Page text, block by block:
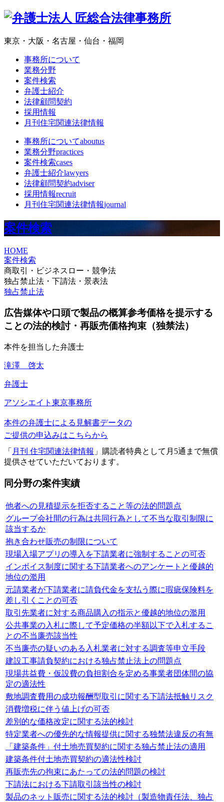
東京・大阪・名古屋・仙台・福岡
事務所について
業務分野
案件検索
弁護士紹介
法律顧問契約
採用情報
月刊住宅関連法律情報
事務所についてaboutus
業務分野practices
案件検索cases
弁護士紹介lawyers
法律顧問契約adviser
採用情報recruit
月刊住宅関連法律情報journal
案件検索
HOME
案件検索
商取引・ビジネスロー・競争法
独占禁止法・下請法・景表法
独占禁止法
広告媒体や口頭で製品の概算参考価格を提示する
ことの法的検討・再販売価格拘束（独禁法）
本件を担当した弁護士
滝澤 啓太
弁護士
アソシエイト 東京事務所
本件の弁護士による見解書データの
ご提供の申込みはこちらから
「 月刊 住宅関連法律情報 」購読者特典として月5通まで無償
提供させていただいております。
同分野の案件実績
他者への見積提示を拒否すること等の法的問題点
グループ会社間の行為は共同行為として不当な取引制限に
該当するか
抱き合わせ販売の制限について
現場入場アプリの導入を下請業者に強制することの可否
インボイス制度に関する下請業者へのアンケートと優越的
地位の濫用
元請業者が下請業者に請負代金を支払う際に瑕疵保険料を
差し引くことの可否
取引先業者に対する商品購入の指示と優越的地位の濫用
公共事業の入札に際して予定価格の半額以下で入札するこ
との不当廉売該当性
不当廉売の疑いのある入札業者に対する調査等申立手段
建設工事請負契約における独占禁止法上の問題点
現場共益費・仮設費の負担割合を定める事業者団体間の協
定の適法性
敷地調査費用の成功報酬型取引に関する下請法抵触リスク
消費増税に伴う値上げの可否
差別的な価格改定に関する法的検討
特定業者への優先的な情報提供に関する独禁法違反の有無
「建築条件」付土地売買契約に関する独占禁止法の適用
建築条件付土地売買契約の適法性検討
再販売先の拘束にあたっての法的問題の検討
下請法における下請取引該当性の検討
製品のネット販売に関する法的検討（製造物責任法、独占